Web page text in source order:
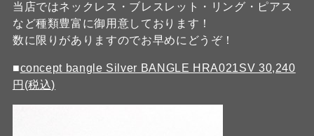
当店ではネックレス・ブレスレット・リング・ピアス
など種類豊富に御用意しております！
数に限りがありますのでお早めにどうぞ！
■concept bangle Silver BANGLE HRA021SV 30,240
円(税込)